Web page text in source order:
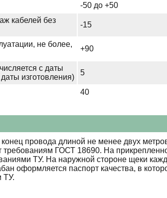
-50 до +50
кабелей без
-15
не более,
+90
с даты
изготовления)
5
40
провода длиной не менее двух
требованиям ГОСТ 18690. На
ТУ. На наружной стороне щеки
оформляется паспорт качества, в
ТУ.